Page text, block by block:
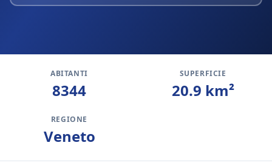
ABITANTI
8344
SUPERFICIE
20.9 km²
REGIONE
Veneto